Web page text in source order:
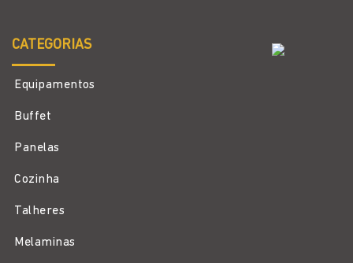
CATEGORIAS
Equipamentos
Buffet
Panelas
Cozinha
Talheres
Melaminas